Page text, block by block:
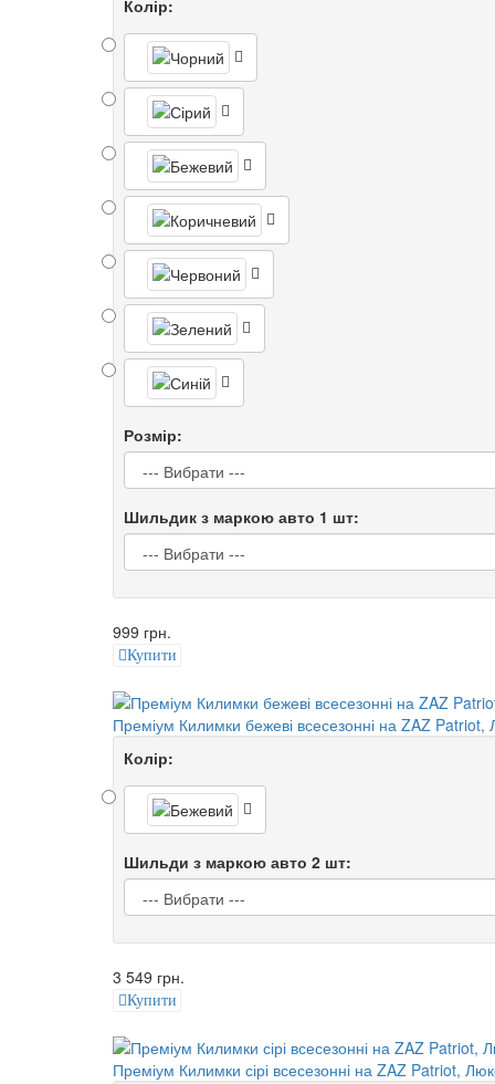
Колір:
Розмір:
Шильдик з маркою авто 1 шт:
999 грн.
Купити
Преміум Килимки бежеві всесезонні на ZAZ Patriot,
Колір:
Шильди з маркою авто 2 шт:
3 549 грн.
Купити
Преміум Килимки сірі всесезонні на ZAZ Patriot,